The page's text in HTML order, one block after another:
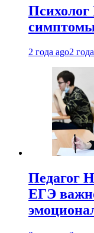
Психолог
2 года ago2
Педагог
ЕГЭ